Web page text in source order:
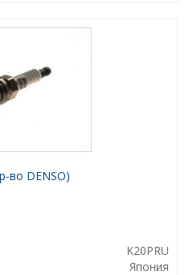
во DENSO)
K20PRU
Япония